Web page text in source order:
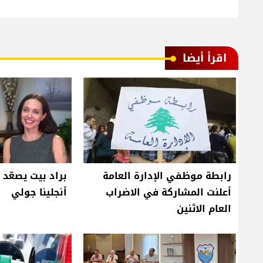
اقرأ أيضا
رابطة موظفي الإدارة العامة
أعلنت المشاركة في الاضراب
العام الاثنين
براد بيت
أنجلينا جولي